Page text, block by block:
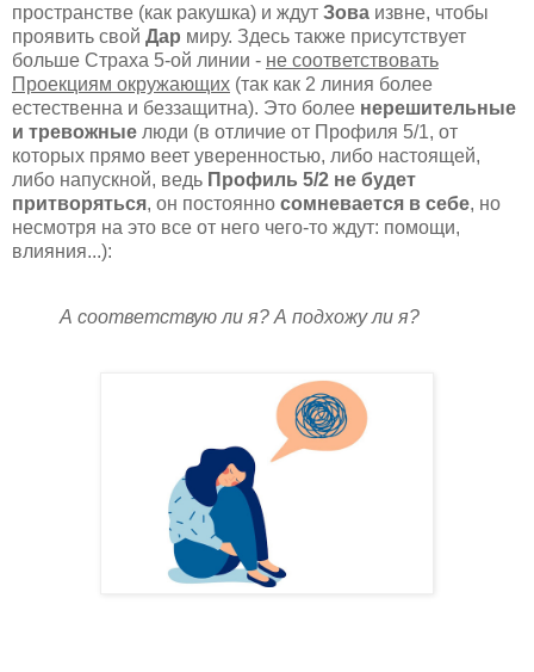
пространстве (как ракушка) и ждут Зова извне, чтобы
проявить свой Дар миру. Здесь также присутствует
больше Страха 5-ой линии - не соответствовать
Проекциям окружающих (так как 2 линия более
естественна и беззащитна). Это более нерешительные
и тревожные люди (в отличие от Профиля 5/1, от
которых прямо веет уверенностью, либо настоящей,
либо напускной, ведь Профиль 5/2 не будет
притворяться, он постоянно сомневается в себе, но
несмотря на это все от него чего-то ждут: помощи,
влияния...):
А соответствую ли я? А подхожу ли я?